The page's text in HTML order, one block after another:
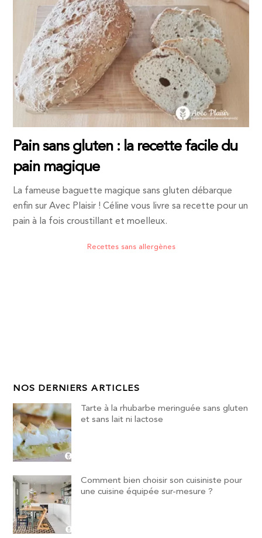
Pain sans gluten : la recette facile du
pain magique
La fameuse baguette magique sans gluten débarque
enfin sur Avec Plaisir ! Céline vous livre sa recette pour un
pain à la fois croustillant et moelleux.
Recettes sans allergènes
NOS DERNIERS ARTICLES
Tarte à la rhubarbe meringuée sans gluten
et sans lait ni lactose
Comment bien choisir son cuisiniste pour
une cuisine équipée sur-mesure ?